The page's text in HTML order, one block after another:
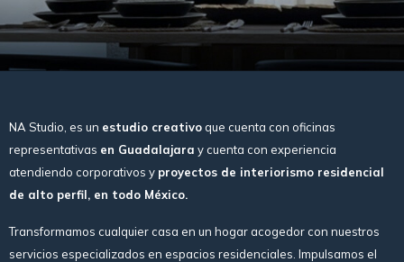
NA Studio, es un estudio creativo que cuenta con oficinas
representativas en Guadalajara y cuenta con experiencia
atendiendo corporativos y proyectos de interiorismo residencial
de alto perfil, en todo México.
Transformamos cualquier casa en un hogar acogedor con nuestros
servicios especializados en espacios residenciales. Impulsamos el